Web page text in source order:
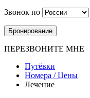
Звонок по
Бронирование
ПЕРЕЗВОНИТЕ МНЕ
Путёвки
Номера / Цены
Лечение